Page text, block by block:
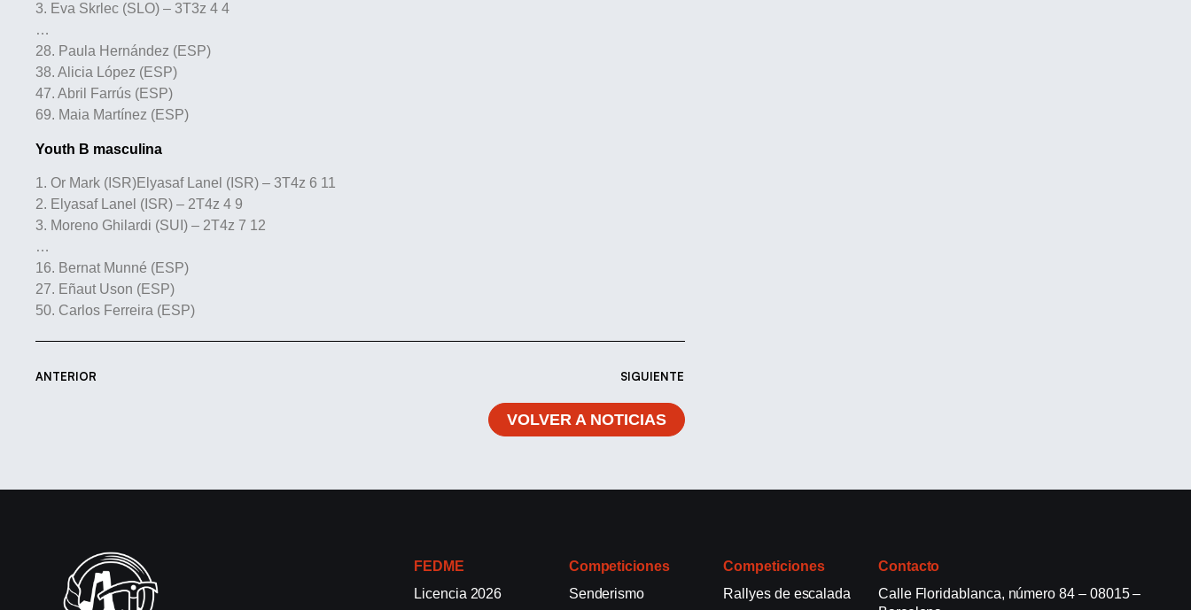
3. Eva Skrlec (SLO) – 3T3z 4 4
…
28. Paula Hernández (ESP)
38. Alicia López (ESP)
47. Abril Farrús (ESP)
69. Maia Martínez (ESP)
Youth B masculina
1. Or Mark (ISR)Elyasaf Lanel (ISR) – 3T4z 6 11
2. Elyasaf Lanel (ISR) – 2T4z 4 9
3. Moreno Ghilardi (SUI) – 2T4z 7 12
…
16. Bernat Munné (ESP)
27. Eñaut Uson (ESP)
50. Carlos Ferreira (ESP)
ANTERIOR SIGUIENTE
VOLVER A NOTICIAS
FEDME
Licencia 2026
Competiciones
Senderismo
Competiciones
Rallyes de escalada
Contacto
Calle Floridablanca, número 84 – 08015 –